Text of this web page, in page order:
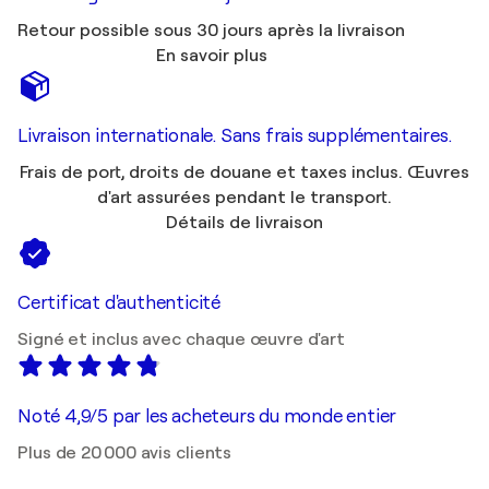
Retour possible sous 30 jours après la livraison
En savoir plus
Livraison internationale. Sans frais supplémentaires.
Frais de port, droits de douane et taxes inclus. Œuvres
d'art assurées pendant le transport.
Détails de livraison
Certificat d'authenticité
Signé et inclus avec chaque œuvre d'art
Noté 4,9/5 par les acheteurs du monde entier
Plus de 20 000 avis clients